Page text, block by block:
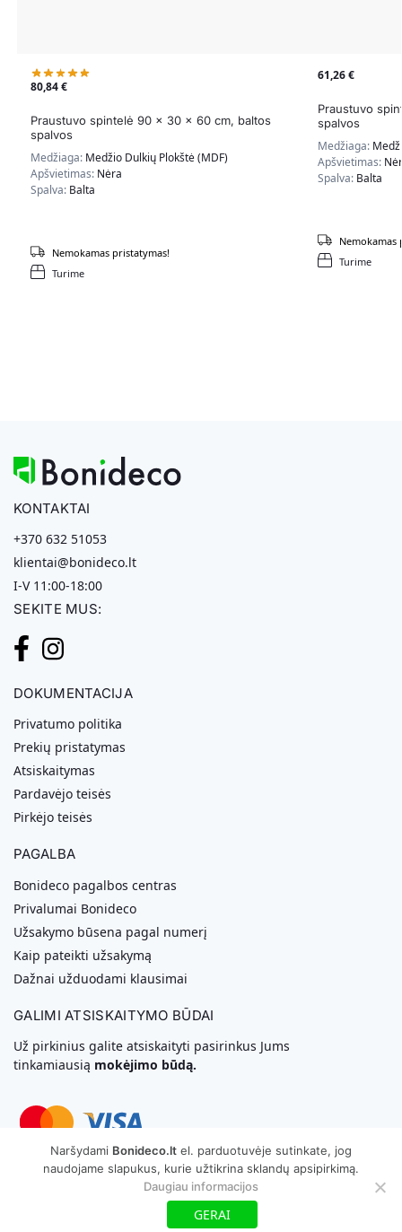
80,84€
Praustuvo spintelė 90 x 30 x 60 cm, baltos
spalvos
Medžiaga: Medžio Dulkių Plokštė (MDF)
Apšvietimas: Nėra
Spalva: Balta
Turime
Nemokamas pristatymas!
61,26€
Praustuvo
spalvos
Medžiaga:
Apšvietimas:
Spalva: Balta
Turime
Nemokamas
KONTAKTAI
+370 632 51053
klientai@bonideco.lt
I-V 11:00-18:00
SEKITE MUS:
DOKUMENTACIJA
Privatumo politika
Prekių pristatymas
Atsiskaitymas
Pardavėjo teisės
Pirkėjo teisės
PAGALBA
Bonideco pagalbos centras
Privalumai Bonideco
Užsakymo būsena pagal numerį
Kaip pateikti užsakymą
Dažnai užduodami klausimai
GALIMI ATSISKAITYMO BŪDAI
Už pirkinius galite atsiskaityti pasirinkus Jums
tinkamiausią mokėjimo būdą.
Svetainių Kūrimas
Copyright © 2026 MB „Bonideco“. Visos teisės saugomos
Naršydami Bonideco.lt el. parduotuvėje sutinkate, jog
naudojame slapukus, kurie užtikrina sklandų apsipirkimą.
Daugiau informacijos
GERAI